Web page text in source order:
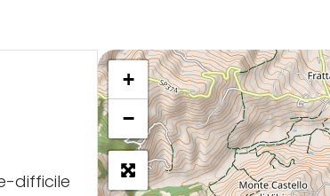
difficile
+
−